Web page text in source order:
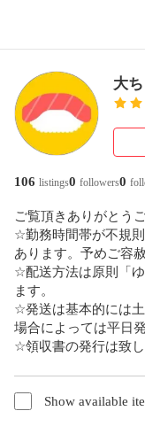
大
106 listings0 followers0
ご覧頂きありがとう
☆勤務時間帯が不規
あります。予めご容
☆配送方法は原則「
ます。
☆発送は基本的には
場合によっては平日
☆領収書の発行は致し
Show available